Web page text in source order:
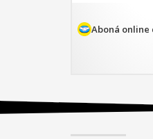
es:
$920.764.
Aboná online